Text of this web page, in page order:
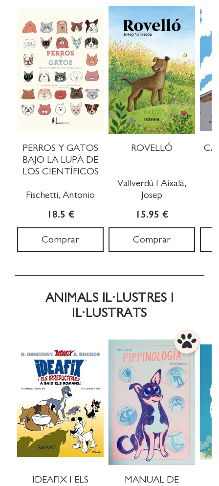
PERROS Y GATOS
BAJO LA LUPA DE
LOS CIENTÍFICOS
Fischetti, Antonio
18.5 €
Comprar
ROVELLÓ
Vallverdú I Aixalà,
Josep
15.95 €
Comprar
ANIMALS IL·LUSTRES I
IL·LUSTRATS
IDEAFIX I ELS
MANUAL DE